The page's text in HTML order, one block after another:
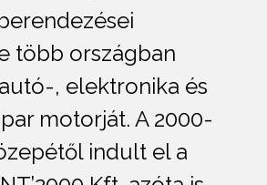
több országban
, elektronika és
motorját. A 2000-
indult el a